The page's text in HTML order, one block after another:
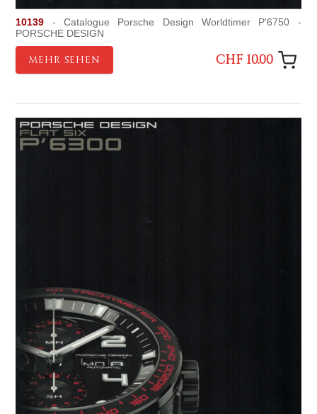
10139 - Catalogue Porsche Design Worldtimer P'6750 -
PORSCHE DESIGN
MEHR SEHEN CHF 10.00